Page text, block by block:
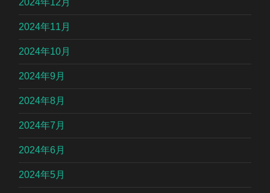
2024年11月
2024年10月
2024年9月
2024年8月
2024年7月
2024年6月
2024年5月